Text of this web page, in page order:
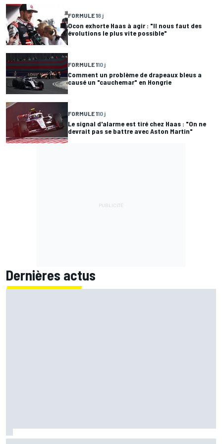
FORMULE 18 j
Ocon exhorte Haas à agir : "Il nous faut des
évolutions le plus vite possible"
FORMULE 110 j
Comment un problème de drapeaux bleus a
causé un "cauchemar" en Hongrie
FORMULE 110 j
Le signal d'alarme est tiré chez Haas : "On ne
devrait pas se battre avec Aston Martin"
Dernières actus